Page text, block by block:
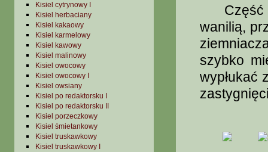
Kisiel cytrynowy I
Kisiel herbaciany
Kisiel kakaowy
Kisiel karmelowy
Kisiel kawowy
Kisiel malinowy
Kisiel owocowy
Kisiel owocowy I
Kisiel owsiany
Kisiel po redaktorsku I
Kisiel po redaktorsku II
Kisiel porzeczkowy
Kisiel śmietankowy
Kisiel truskawkowy
Kisiel truskawkowy I
Część
wanilią,
szybko
wypłukać